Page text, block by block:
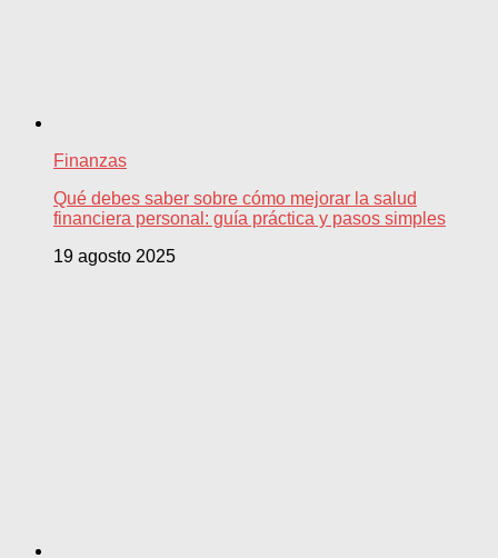
Finanzas
Qué debes saber sobre cómo mejorar la salud
financiera personal: guía práctica y pasos simples
19 agosto 2025